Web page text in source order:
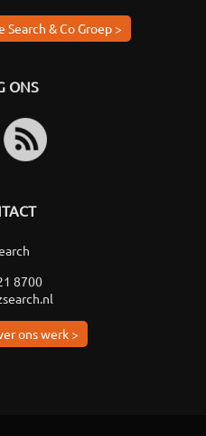
& Co Groep >
ONS
8700
ons werk >